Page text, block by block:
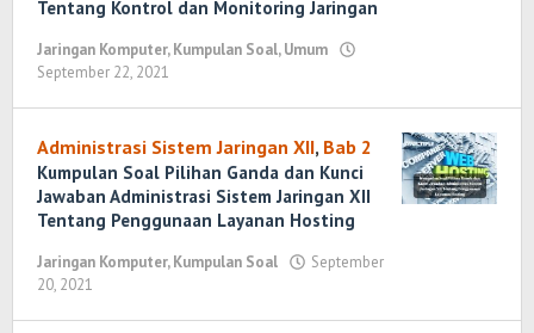
Tentang Kontrol dan Monitoring Jaringan
Jaringan Komputer,Kumpulan Soal,Umum
September 22, 2021
Administrasi Sistem Jaringan XII, Bab 2
Kumpulan Soal Pilihan Ganda dan Kunci
Jawaban Administrasi Sistem Jaringan XII
Tentang Penggunaan Layanan Hosting
Jaringan Komputer,Kumpulan Soal
September
20, 2021